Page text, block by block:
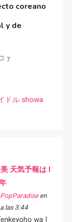
coreano
y de
7
ドル showa
天気予報は I
en
las 3:44
wa I